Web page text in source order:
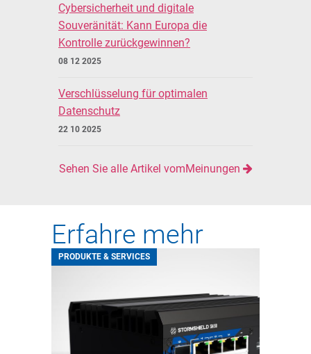
Cybersicherheit und digitale
Souveränität: Kann Europa die
Kontrolle zurückgewinnen?
08 12 2025
Verschlüsselung für optimalen
Datenschutz
22 10 2025
Sehen Sie alle Artikel vomMeinungen
Erfahre mehr
PRODUKTE & SERVICES